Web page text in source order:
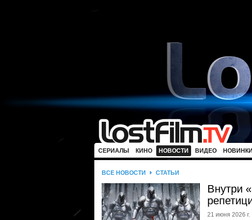
СЕРИАЛЫ КИНО НОВОСТИ ВИДЕО НОВИНКИ
ВСЕ НОВОСТИ СТАТЬИ
Внутри
21 июня 2026 г.